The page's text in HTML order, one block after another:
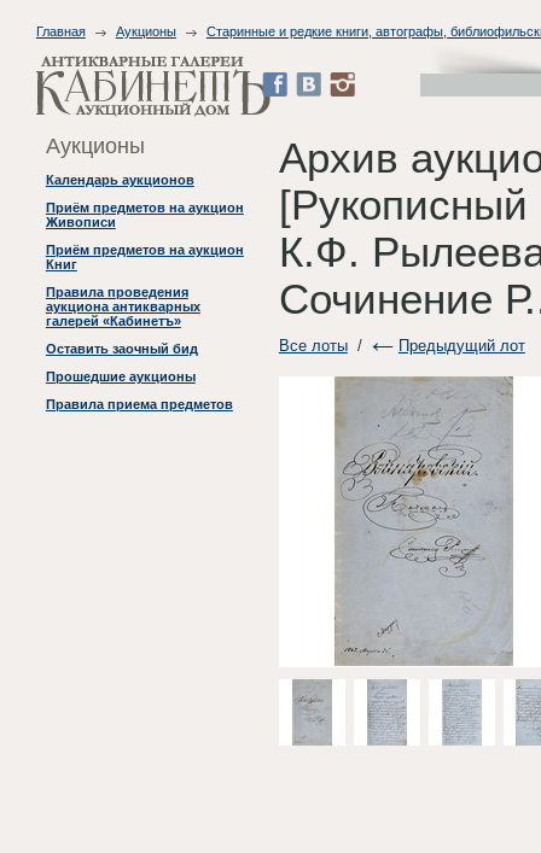
Главная Аукционы Старинные и редкие книги, автографы,
Аукционы
Календарь аукционов
Приём предметов на аукцион
Живописи
Приём предметов на аукцион
Книг
Правила проведения
аукциона антикварных
галерей «Кабинетъ»
Оставить заочный бид
Прошедшие аукционы
Правила приема предметов
Архив
К.Ф.
Сочинение
Все лоты/ Предыдущий лот